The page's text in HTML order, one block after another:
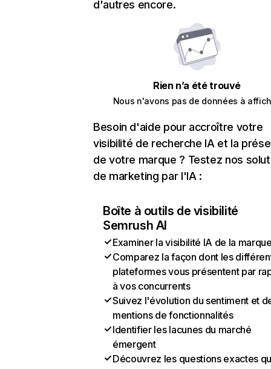
d'autres encore.
Rien n’a été trouvé
Nous n'avons pas de données à
Besoin d'aide pour accroître votre
visibilité de recherche IA et la
de votre marque ? Testez nos
de marketing par l'IA :
Boîte à outils de visibilité
Semrush AI
Examiner la visibilité IA de la
Comparez la façon dont les
plateformes vous présentent par
à vos concurrents
Suivez l'évolution du sentiment et
mentions de fonctionnalités
Identifier les lacunes du marché
émergent
Découvrez les questions exactes